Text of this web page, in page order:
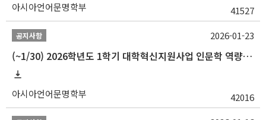
아시아언어문명학부 41527
공지사항
(~1/30) 2026학년도 1학기 대학혁신지원사업 인문학 역량강화 학업지원금 지원 선발 안내(학·석·박사)
아시아언어문명학부 42016
2026-01-23